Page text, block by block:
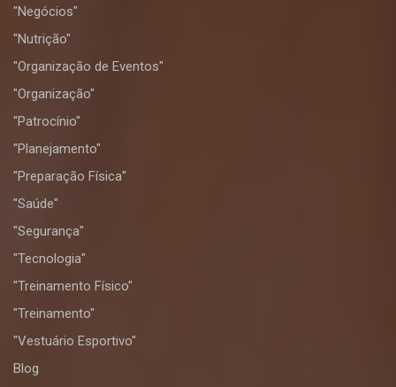
"Negócios"
"Nutrição"
"Organização de Eventos"
"Organização"
"Patrocínio"
"Planejamento"
"Preparação Física"
"Saúde"
"Segurança"
"Tecnologia"
"Treinamento Físico"
"Treinamento"
"Vestuário Esportivo"
Blog